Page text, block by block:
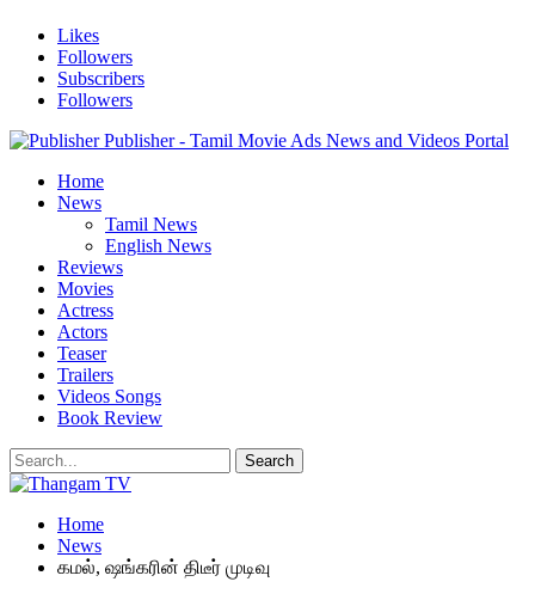
Likes
Followers
Subscribers
Followers
Publisher - Tamil Movie Ads News and Videos Portal
Home
News
Tamil News
English News
Reviews
Movies
Actress
Actors
Teaser
Trailers
Videos Songs
Book Review
Home
News
கமல், ஷங்கரின் திடீர் முடிவு